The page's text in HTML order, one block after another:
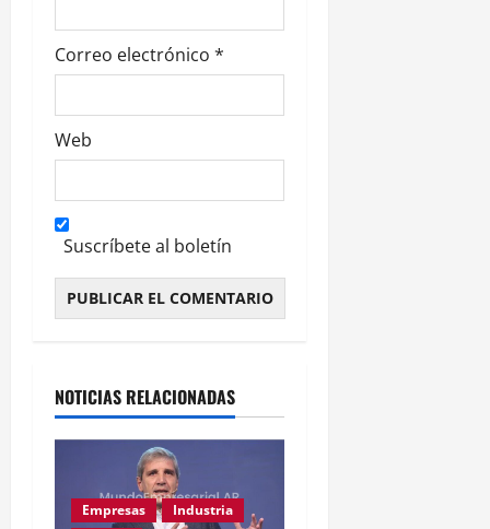
Correo electrónico *
Web
Suscríbete al boletín
NOTICIAS RELACIONADAS
Empresas
Industria